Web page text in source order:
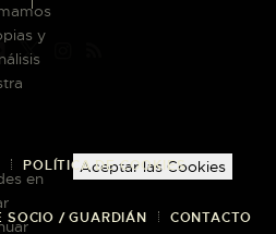
POLÍTICA DE COOKIES
SOCIO / GUARDIÁN CONTACTO
y
en
Aceptar las Cookies